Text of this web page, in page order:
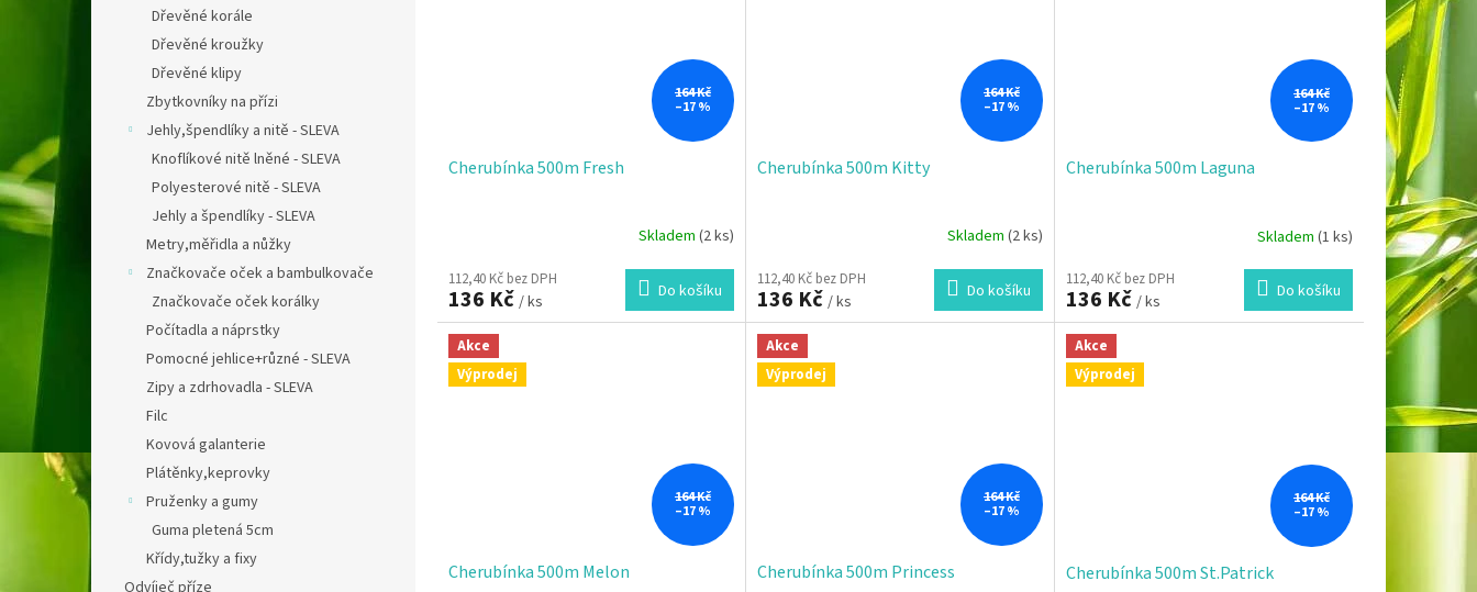
Dřevěné korále
Dřevěné kroužky
Dřevěné klipy
Zbytkovníky na přízi
Jehly,špendlíky a nitě - SLEVA
Knoflíkové nitě lněné - SLEVA
Polyesterové nitě - SLEVA
Jehly a špendlíky - SLEVA
Metry,měřidla a nůžky
Značkovače oček a bambulkovače
Značkovače oček korálky
Počítadla a náprstky
Pomocné jehlice+různé - SLEVA
Zipy a zdrhovadla - SLEVA
Filc
Kovová galanterie
Plátěnky,keprovky
Pruženky a gumy
Guma pletená 5cm
Křídy,tužky a fixy
Odvíječ příze
164 Kč
–17 %
Cherubínka 500m Fresh
produktu
je
5,0
5
hvězdiček.
Skladem (2 ks)
112,40 Kč bez DPH
136 Kč / ks Do košíku
164 Kč
–17 %
Cherubínka 500m Kitty
Skladem (2 ks)
112,40 Kč bez DPH
136 Kč / ks Do košíku
164 Kč
–17 %
Cherubínka 500m Laguna
Skladem (1 ks)
112,40 Kč bez DPH
136 Kč / ks Do košíku
Akce
Výprodej
164 Kč
–17 %
Cherubínka 500m Melon
Akce
Výprodej
164 Kč
–17 %
Cherubínka 500m Princess
Akce
Výprodej
164 Kč
–17 %
Cherubínka 500m St.Patrick